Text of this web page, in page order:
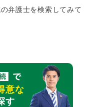
弁護士を検索してみて
意な
す